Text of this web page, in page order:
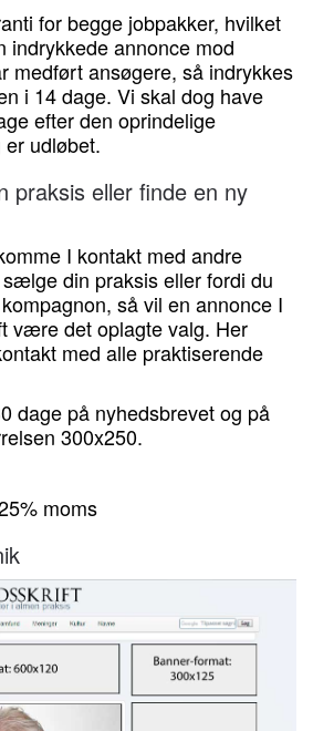
for begge jobpakker, hvilket
indrykkede annonce mod
medført ansøgere, så indrykkes
i 14 dage. Vi skal dog have
efter den oprindelige
udløbet.
praksis eller finde en ny
I kontakt med andre
din praksis eller fordi du
så vil en annonce I
være det oplagte valg. Her
med alle praktiserende
dage på nyhedsbrevet og på
300x250.
moms